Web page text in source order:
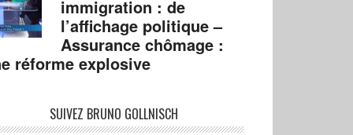
immigration : de
l’affichage politique –
Assurance chômage :
réforme explosive
SUIVEZ BRUNO GOLLNISCH